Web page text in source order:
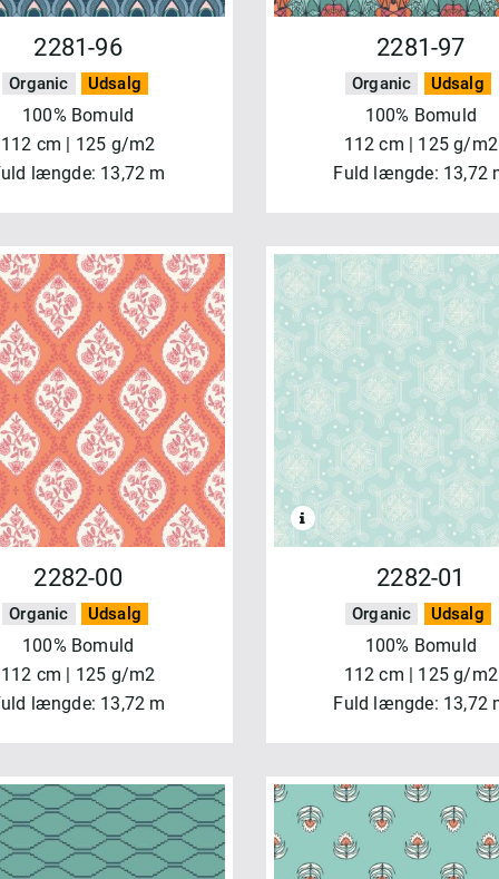
2281-96
Organic Udsalg
100% Bomuld
112 cm | 125 g/m2
længde: 13,72 m
2281-97
Organic Udsalg
100% Bomuld
112 cm | 125 g/m2
Fuld længde: 13,72
2282-00
Organic Udsalg
100% Bomuld
112 cm | 125 g/m2
længde: 13,72 m
2282-01
Organic Udsalg
100% Bomuld
112 cm | 125 g/m2
Fuld længde: 13,72